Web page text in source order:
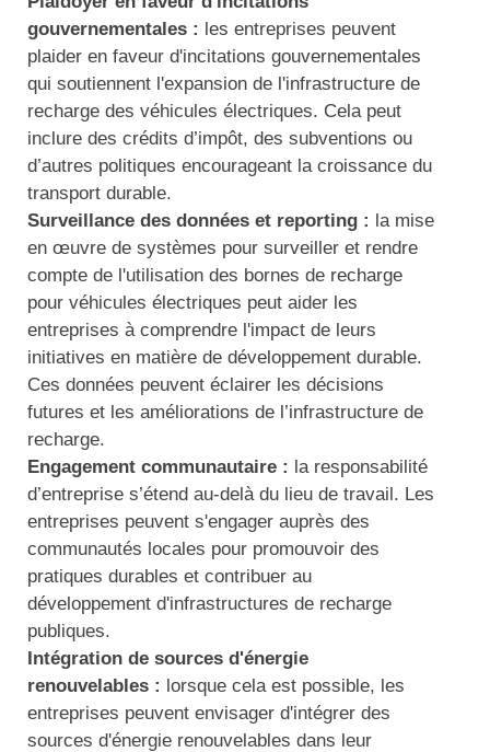
gouvernementales : les entreprises peuvent
plaider en faveur d'incitations gouvernementales
qui soutiennent l'expansion de l'infrastructure de
recharge des véhicules électriques. Cela peut
inclure des crédits d’impôt, des subventions ou
d’autres politiques encourageant la croissance du
transport durable.
Surveillance des données et reporting : la mise
en œuvre de systèmes pour surveiller et rendre
compte de l'utilisation des bornes de recharge
pour véhicules électriques peut aider les
entreprises à comprendre l'impact de leurs
initiatives en matière de développement durable.
Ces données peuvent éclairer les décisions
futures et les améliorations de l’infrastructure de
recharge.
Engagement communautaire : la responsabilité
d’entreprise s’étend au-delà du lieu de travail. Les
entreprises peuvent s'engager auprès des
communautés locales pour promouvoir des
pratiques durables et contribuer au
développement d'infrastructures de recharge
publiques.
Intégration de sources d'énergie
renouvelables : lorsque cela est possible, les
entreprises peuvent envisager d'intégrer des
sources d'énergie renouvelables dans leur